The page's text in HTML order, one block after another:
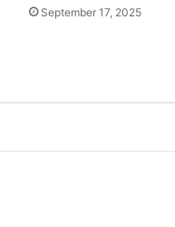
September 17, 2025